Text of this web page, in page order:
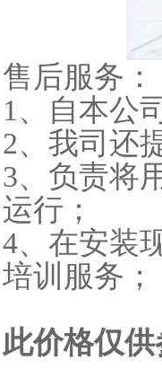
售后服务：
1、自本公
2、我司还
3、负责将
运行；
4、在安装
培训服务；
此价格仅